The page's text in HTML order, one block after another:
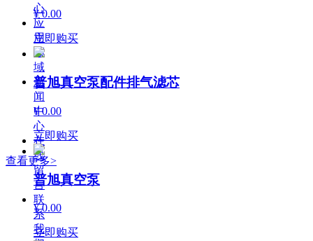
心
应
用
领
域
新
闻
中
心
在
线
留
言
联
系
我
¥ 0.00
立即购买
普旭真空泵配件排气滤芯
¥ 0.00
立即购买
普旭真空泵
¥ 0.00
立即购买
查看更多>